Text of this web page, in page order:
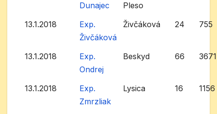
Dunajec
Pleso
13.1.2018
Exp.
Živčáková
Živčáková 24 755
13.1.2018
Exp.
Ondrej
Beskyd 66 3671
13.1.2018
Exp.
Zmrzliak
Lysica 16 1156